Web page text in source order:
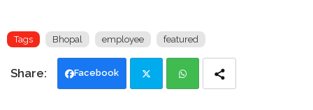
Tags Bhopal employee featured
Facebook